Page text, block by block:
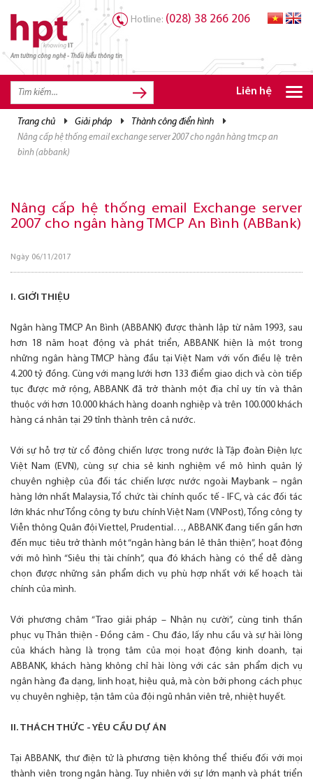
Am tường công nghệ - Thấu hiểu thông tin
Hotline: (028) 38 266 206
Liên hệ
trang chủ giải pháp thành công điển hình
nâng cấp hệ thống email exchange server 2007 cho ngân hàng tmcp an
bình (abbank)
Nâng cấp hệ thống email Exchange server
2007 cho ngân hàng TMCP An Bình (ABBank)
Ngày 06/11/2017
I. GIỚI THIỆU
Ngân hàng TMCP An Bình (ABBANK) được thành lập từ năm 1993, sau
hơn 18 năm hoạt động và phát triển, ABBANK hiện là một trong
những ngân hàng TMCP hàng đầu tại Việt Nam với vốn điều lệ trên
4.200 tỷ đồng. Cùng với mạng lưới hơn 133 điểm giao dịch và còn tiếp
tục được mở rộng, ABBANK đã trở thành một địa chỉ uy tín và thân
thuộc với hơn 10.000 khách hàng doanh nghiệp và trên 100.000 khách
hàng cá nhân tại 29 tỉnh thành trên cả nước.
Với sự hỗ trợ từ cổ đông chiến lược trong nước là Tập đoàn Điện lực
Việt Nam (EVN), cùng sự chia sẻ kinh nghiệm về mô hình quản lý
chuyên nghiệp của đối tác chiến lược nước ngoài Maybank – ngân
hàng lớn nhất Malaysia, Tổ chức tài chính quốc tế - IFC, và các đối tác
lớn khác như Tổng công ty bưu chính Việt Nam (VNPost), Tổng công ty
Viễn thông Quân đội Viettel, Prudential…, ABBANK đang tiến gần hơn
đến mục tiêu trở thành một “ngân hàng bán lẻ thân thiện”, hoạt động
với mô hình “Siêu thị tài chính”, qua đó khách hàng có thể dễ dàng
chọn được những sản phẩm dịch vụ phù hợp nhất với kế hoạch tài
chính của mình.
Với phương châm “Trao giải pháp – Nhận nụ cười”, cùng tinh thần
phục vụ Thân thiện - Đồng cảm - Chu đáo, lấy nhu cầu và sự hài lòng
của khách hàng là trọng tâm của mọi hoạt động kinh doanh, tại
ABBANK, khách hàng không chỉ hài lòng với các sản phẩm dịch vụ
ngân hàng đa dạng, linh hoạt, hiệu quả, mà còn bởi phong cách phục
vụ chuyên nghiệp, tận tâm của đội ngũ nhân viên trẻ, nhiệt huyết.
II. THÁCH THỨC - YÊU CẦU DỰ ÁN
Tại ABBANK, thư điện tử là phương tiện không thể thiếu đối với mọi
thành viên trong ngân hàng. Tuy nhiên với sự lớn mạnh và phát triển
TRANG CHỦ
TRANG CHỦ
GIẢI PHÁP
CƠ HỘI NGHỀ NGHIỆP